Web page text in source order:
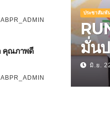
คุณภาพดี
“ตั้ง
เรียนรู้
ยพิบัติ
นวิจัย
ประชาสัมพั
มห
ประ
รับ
มิ.ย.